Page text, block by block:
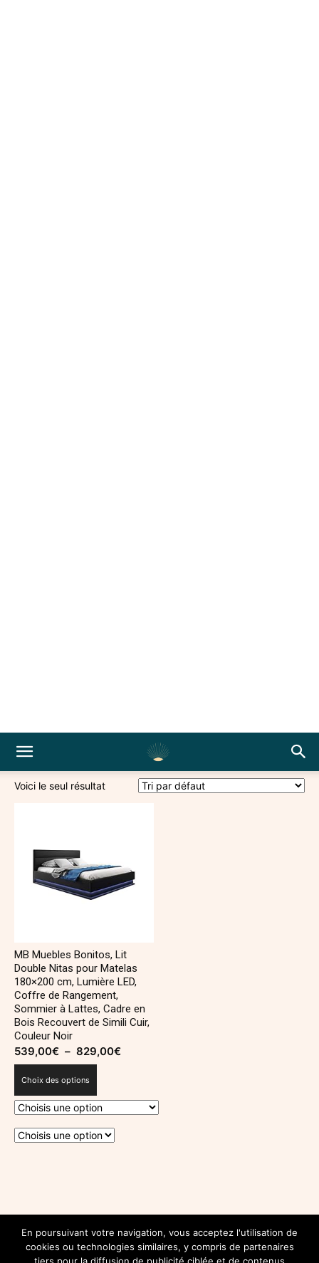
Voici le seul résultat
MB Muebles Bonitos, Lit
Double Nitas pour Matelas
180×200 cm, Lumière LED,
Coffre de Rangement,
Sommier à Lattes, Cadre en
Bois Recouvert de Simili Cuir,
Couleur Noir
539,00€ – 829,00€
539,00€
à
Choix des options
plusieurs
variations.
Les
@INSTAGRAM.COM/DECOROYALEBLOG
En poursuivant votre navigation, vous acceptez l'utilisation de
cookies ou technologies similaires, y compris de partenaires